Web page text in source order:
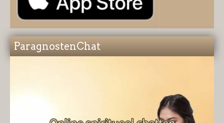
ParagnostenChat